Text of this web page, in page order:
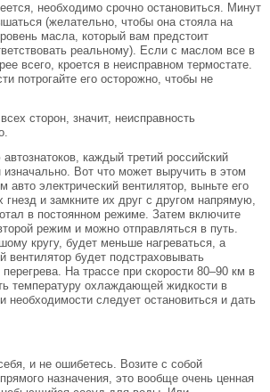
необходимо срочно остановиться. Минут
(желательно, чтобы она стояла на
масла, который вам предстоит
реальному). Если с маслом все в
всего, кроется в неисправном термостате.
потрогайте его осторожно, чтобы не
сторон, значит, неисправность
каждый третий российский
изначально. Вот что может выручить в этом
электрический вентилятор, выньте его
гнезд и замкните их друг с другом напрямую,
в постоянном режиме. Затем включите
режим и можно отправляться в путь.
кругу, будет меньше нагреваться, а
вентилятор будет подстраховывать
На трассе при скорости 80–90 км в
температуру охлаждающей жидкости в
необходимости следует остановиться и дать
и не ошибетесь. Возите с собой
назначения, это вообще очень ценная